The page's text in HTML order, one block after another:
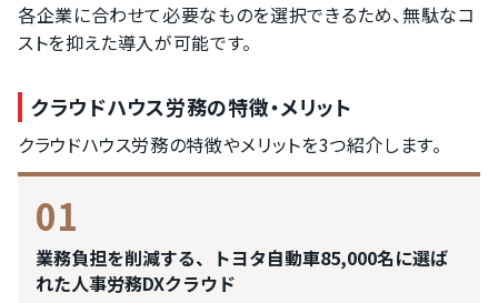
各企業に合わせて必要なものを選択できるため、無駄なコ
ストを抑えた導入が可能です。
クラウドハウス労務の特徴・メリット
クラウドハウス労務の特徴やメリットを3つ紹介します。
01
業務負担を削減する、トヨタ自動車85,000名に選ば
れた人事労務DXクラウド